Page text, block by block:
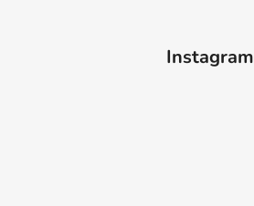
Instagram